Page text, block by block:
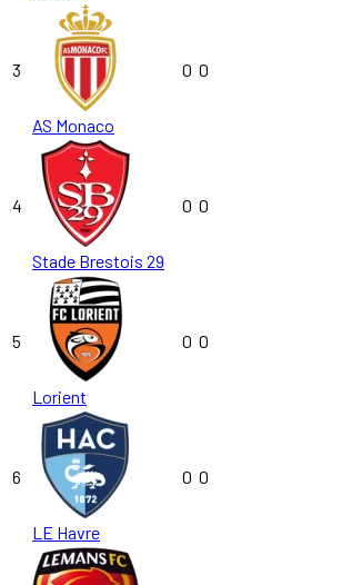
3
AS Monaco
0 0
4
Stade Brestois 29
0 0
5
Lorient
0 0
6
LE Havre
0 0